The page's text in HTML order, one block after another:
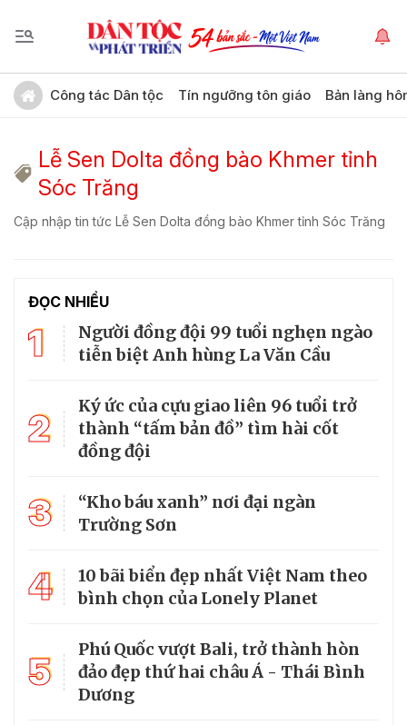
Công tác Dân tộc Tín ngưỡng tôn giáo Bản làng
Lễ Sen Dolta đồng bào Khmer tỉnh
Sóc Trăng
Cập nhập tin tức Lễ Sen Dolta đồng bào Khmer tỉnh Sóc Trăng
ĐỌC NHIỀU
1
Người đồng đội 99 tuổi nghẹn ngào
tiễn biệt Anh hùng La Văn Cầu
2
Ký ức của cựu giao liên 96 tuổi trở
thành “tấm bản đồ” tìm hài cốt
đồng đội
3
“Kho báu xanh” nơi đại ngàn
Trường Sơn
4
10 bãi biển đẹp nhất Việt Nam theo
bình chọn của Lonely Planet
5
Phú Quốc vượt Bali, trở thành hòn
đảo đẹp thứ hai châu Á - Thái Bình
Dương